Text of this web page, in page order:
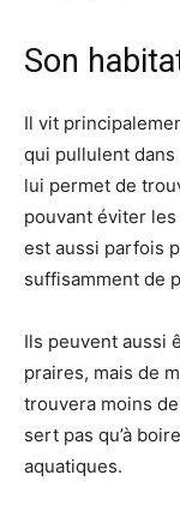
Son
Il vit
qui pullulent dans
lui permet de
pouvant éviter
est aussi parfois
suffisamment de
Ils peuvent aussi
praires, mais de
trouvera moins de
sert pas qu’à
aquatiques.